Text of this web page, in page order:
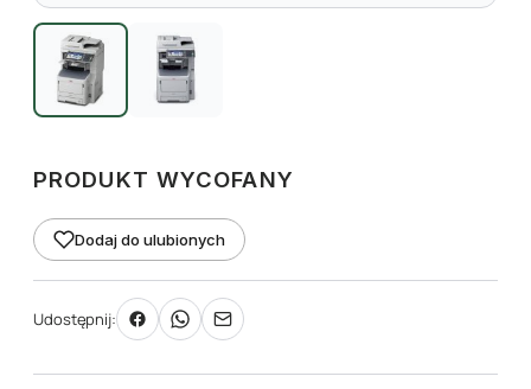
PRODUKT WYCOFANY
Dodaj do ulubionych
Udostępnij: